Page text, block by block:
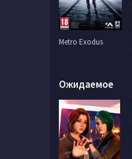
Metro Exodus
Ожидаемое